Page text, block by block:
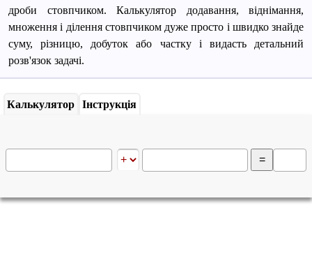
дроби стовпчиком. Калькулятор додавання, віднімання,
множення і ділення стовпчиком дуже просто і швидко знайде
суму, різницю, добуток або частку і видасть детальний
розв'язок задачі.
Калькулятор Інструкція